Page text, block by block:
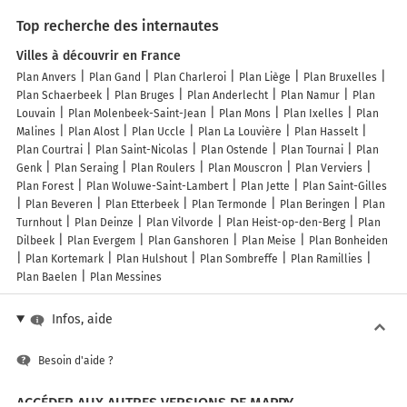
accueille aussi de célèbres Grands-prix de hippisme.
Top recherche des internautes
Villes à découvrir en France
Plan Anvers Plan Gand Plan Charleroi Plan Liège
Plan Bruxelles
Plan Schaerbeek
Plan Bruges Plan Anderlecht Plan Namur
Plan
Louvain
Plan Molenbeek-Saint-Jean Plan Mons Plan Ixelles
Plan
Malines
Plan Alost Plan Uccle Plan La Louvière
Plan Hasselt
Plan Courtrai
Plan Saint-Nicolas Plan Ostende Plan Tournai
Plan
Genk
Plan Seraing Plan Roulers Plan Mouscron
Plan Verviers
Plan Forest
Plan Woluwe-Saint-Lambert Plan Jette
Plan Saint-Gilles
Plan Beveren
Plan Etterbeek Plan Termonde Plan Beringen
Plan
Turnhout
Plan Deinze Plan Vilvorde Plan Heist-op-den-Berg
Plan
Dilbeek
Plan Evergem Plan Ganshoren Plan Meise
Plan Bonheiden
Plan Kortemark
Plan Hulshout Plan Sombreffe
Plan Ramillies
Plan Baelen
Plan Messines
Infos, aide
Besoin d'aide ?
ACCÉDER AUX AUTRES VERSIONS DE MAPPY